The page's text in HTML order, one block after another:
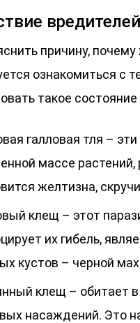
вредителей
причину,
ознакомиться с
такое состояние
галловая тля –
массе
желтизна,
клещ – этот
их гибель,
кустов – черной
клещ – обитает
насаждений. Это